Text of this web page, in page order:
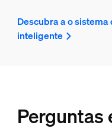
Descubra a o
inteligente
Perguntas